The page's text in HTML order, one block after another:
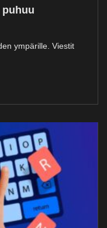
puhuu
ympärille. Viestit